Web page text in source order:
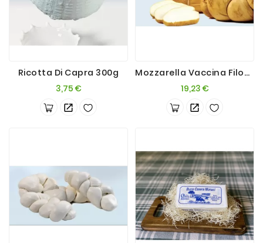
Ricotta Di Capra 300g
3,75 €Prezzo
Mozzarella Vaccina Filone Affumicata 1,5kg
19,23 €Prezzo